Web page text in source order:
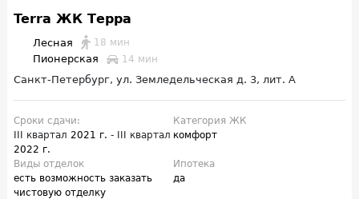
Terra ЖК Терра
Лесная 18 мин
Пионерская 14 мин
Санкт-Петербург, ул. Земледельческая д. 3, лит. А
Сроки сдачи:
III квартал 2021 г. - III квартал
2022 г.
Категория ЖК
комфорт
Виды отделок
есть возможность заказать
чистовую отделку
Ипотека
да